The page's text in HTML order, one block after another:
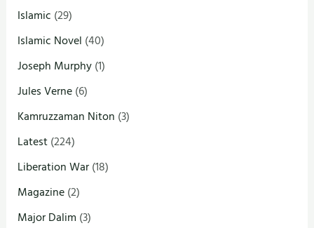
Islamic (29)
Islamic Novel (40)
Joseph Murphy(1)
Jules Verne(6)
Kamruzzaman Niton (3)
Latest(224)
Liberation War(18)
Magazine(2)
Major Dalim (3)